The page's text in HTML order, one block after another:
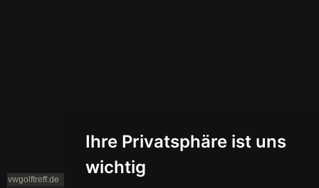
Ihre Privatsphäre ist uns
wichtig
vwgolftreff.de